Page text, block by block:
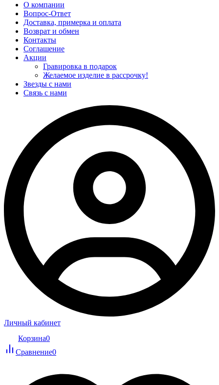
О компании
Вопрос-Ответ
Доставка, примерка и оплата
Возврат и обмен
Контакты
Соглашение
Акции
Гравировка в подарок
Желаемое изделие в рассрочку!
Звезды с нами
Связь с нами
Личный кабинет
Корзина0
Сравнение0